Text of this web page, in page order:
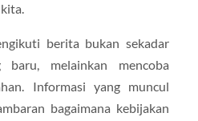
berita bukan sekadar
melainkan mencoba
Informasi yang muncul
bagaimana kebijakan